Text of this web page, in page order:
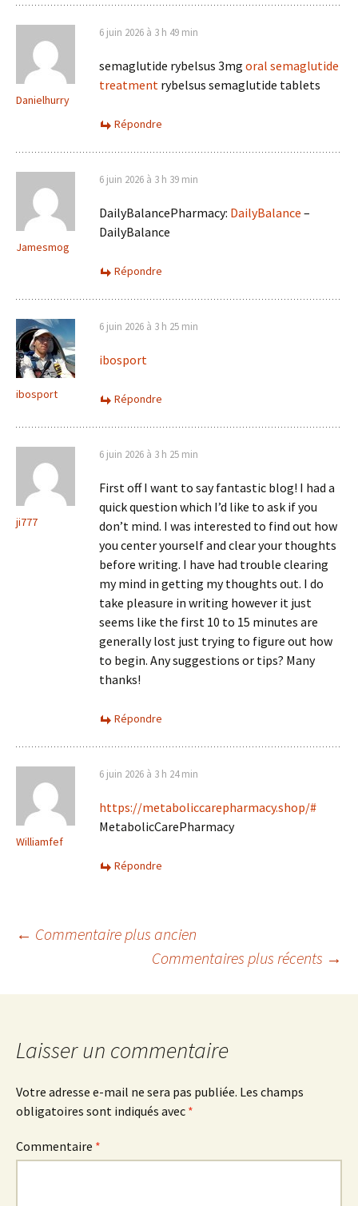
Danielhurry
6 juin 2026 à 3 h 49 min
semaglutide rybelsus 3mg oral semaglutide
treatment rybelsus semaglutide tablets
Répondre
Jamesmog
6 juin 2026 à 3 h 39 min
DailyBalancePharmacy: DailyBalance –
DailyBalance
Répondre
ibosport
6 juin 2026 à 3 h 25 min
ibosport
Répondre
ji777
6 juin 2026 à 3 h 25 min
First off I want to say fantastic blog! I had a
quick question which I’d like to ask if you
don’t mind. I was interested to find out how
you center yourself and clear your thoughts
before writing. I have had trouble clearing
my mind in getting my thoughts out. I do
take pleasure in writing however it just
seems like the first 10 to 15 minutes are
generally lost just trying to figure out how
to begin. Any suggestions or tips? Many
thanks!
Répondre
Williamfef
6 juin 2026 à 3 h 24 min
https://metaboliccarepharmacy.shop/#
MetabolicCarePharmacy
Répondre
Navigation
des
commentaires
← Commentaire plus ancien
Commentaires plus récents →
Laisser un commentaire
Votre adresse e-mail ne sera pas publiée. Les champs
obligatoires sont indiqués avec *
Commentaire *